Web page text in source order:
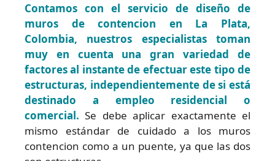
Contamos con el servicio de diseño de
muros de contencion en La Plata,
Colombia, nuestros especialistas toman
muy en cuenta una gran variedad de
factores al instante de efectuar este tipo de
estructuras, independientemente de si está
destinado a empleo residencial o
comercial. Se debe aplicar exactamente el
mismo estándar de cuidado a los muros
contencion como a un puente, ya que las dos